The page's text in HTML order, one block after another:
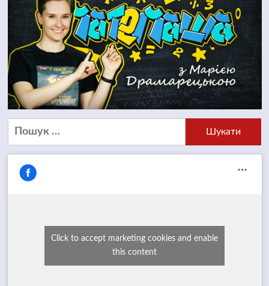
Пошук:
Click to accept marketing cookies and enable
this content